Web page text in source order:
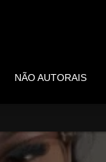
NÃO AUTORAIS